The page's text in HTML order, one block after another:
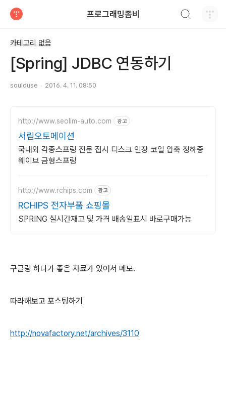
프로그래밍좀비
카테고리 없음
[Spring] JDBC 연동하기
soulduse 2016. 4. 11. 08:50
http://www.seolim-auto.com 광고
서림오토메이션
국내외 각종스프링 전문 접시 디스크 인장 코일 압축 정하중
웨이브 금형스프링
http://www.rchips.com 광고
RCHIPS 전자부품 쇼핑몰
SPRING 실시간재고 및 가격 배송일표시 바로구매가능
구글링 하다가 좋은 자료가 있어서 메모.
따라해보고 포스팅하기
http://novafactory.net/archives/3110